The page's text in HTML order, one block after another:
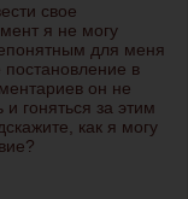
свое
я не могу
для меня
в
он не
и гоняться за этим
как я могу